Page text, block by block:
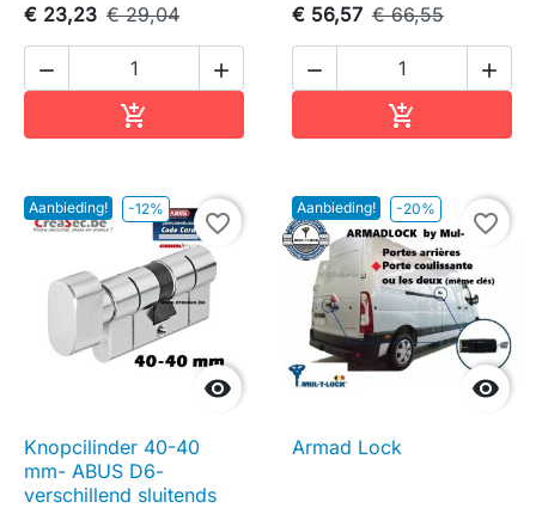
€ 23,23 € 29,04
 

€ 56,57 € 66,55
 

Aanbieding! -12%

favorite_border
Knopcilinder 40-40
mm- ABUS D6-
verschillend sluitends
Aanbieding! -20%

favorite_border
Armad Lock